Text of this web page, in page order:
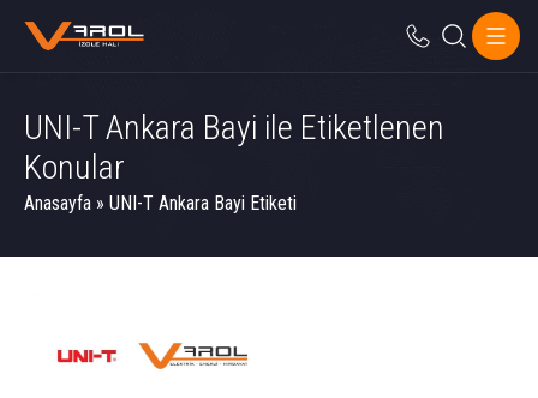
UNI-T Ankara Bayi ile Etiketlenen
Konular
Anasayfa » UNI-T Ankara Bayi Etiketi